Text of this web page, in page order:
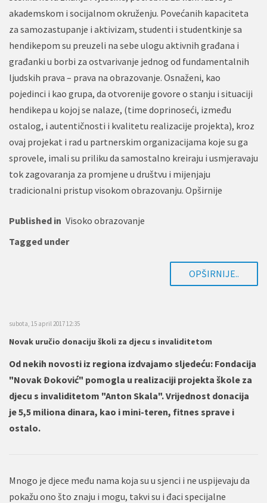
akademskom i socijalnom okruženju. Povećanih kapaciteta
za samozastupanje i aktivizam, studenti i studentkinje sa
hendikepom su preuzeli na sebe ulogu aktivnih građana i
građanki u borbi za ostvarivanje jednog od fundamentalnih
ljudskih prava – prava na obrazovanje. Osnaženi, kao
pojedinci i kao grupa, da otvorenije govore o stanju i situaciji
hendikepa u kojoj se nalaze, (time doprinoseći, između
ostalog, i autentičnosti i kvalitetu realizacije projekta), kroz
ovaj projekat i rad u partnerskim organizacijama koje su ga
sprovele, imali su priliku da samostalno kreiraju i usmjeravaju
tok zagovaranja za promjene u društvu i mijenjaju
tradicionalni pristup visokom obrazovanju. Opširnije
Published in Visoko obrazovanje
Tagged under
OPŠIRNIJE..
subota, 15 april 2017 12:35
Novak uručio donaciju školi za djecu s invaliditetom
Od nekih novosti iz regiona izdvajamo sljedeću: Fondacija
"Novak Đoković" pomogla u realizaciji projekta škole za
djecu s invaliditetom "Anton Skala". Vrijednost donacija
je 5,5 miliona dinara, kao i mini-teren, fitnes sprave i
ostalo.
Mnogo je djece među nama koja su u sjenci i ne uspijevaju da
pokažu ono što znaju i mogu, takvi su i đaci specijalne